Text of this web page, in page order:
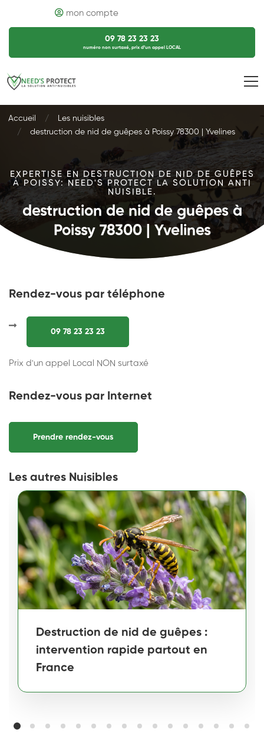
mon compte
09 78 23 23 23
numéro non surtaxé, prix d’un appel LOCAL
Accueil
Les nuisibles
destruction de nid de guêpes à Poissy 78300 | Yvelines
EXPERTISE EN DESTRUCTION DE NID DE GUÊPES
À POISSY: NEED'S PROTECT LA SOLUTION ANTI
NUISIBLE.
destruction de nid de guêpes à
Poissy 78300 | Yvelines
Rendez-vous par téléphone
09 78 23 23 23
Prix d'un appel Local NON surtaxé
Rendez-vous par Internet
Prendre rendez-vous
Les autres Nuisibles
Destruction de nid de guêpes :
intervention rapide partout en
France